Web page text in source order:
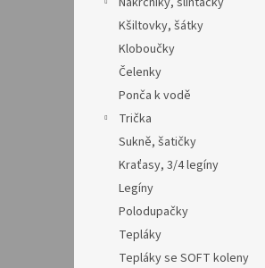
Kšiltovky, šátky
Kloboučky
Čelenky
Ponča k vodě
Trička
Sukně, šatičky
Kraťasy, 3/4 legíny
Legíny
Polodupačky
Tepláky
Tepláky se SOFT koleny